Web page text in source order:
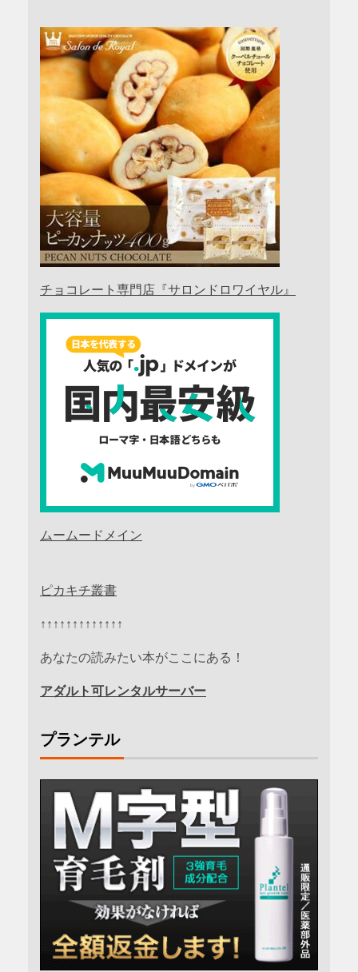
チョコレート専門店『サロンドロワイヤル』
ムームードメイン
ピカキチ叢書
↑↑↑↑↑↑↑↑↑↑↑↑↑
あなたの読みたい本がここにある！
アダルト可レンタルサーバー
プランテル